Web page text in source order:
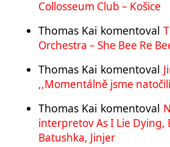
Collosseum Club – Košice
Thomas Kai komentoval
Orchestra – She Bee Re
Thomas Kai komentoval
,,Momentálně jsme
Thomas Kai komentoval
interpretov As I Lie Dying,
Batushka, Jinjer